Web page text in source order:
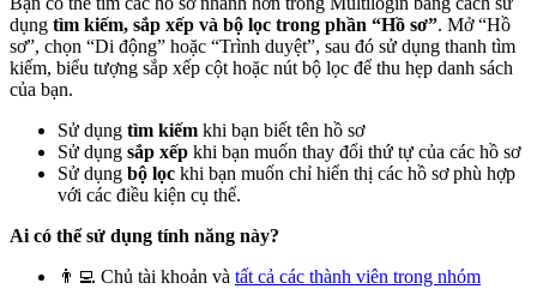
dụng tìm kiếm, sắp xếp và bộ lọc trong phần “Hồ sơ”. Mở “Hồ
sơ”, chọn “Di động” hoặc “Trình duyệt”, sau đó sử dụng thanh tìm
kiếm, biểu tượng sắp xếp cột hoặc nút bộ lọc để thu hẹp danh sách
của bạn.
Sử dụng tìm kiếm khi bạn biết tên hồ sơ
Sử dụng sắp xếp khi bạn muốn thay đổi thứ tự của các hồ sơ
Sử dụng bộ lọc khi bạn muốn chỉ hiển thị các hồ sơ phù hợp
với các điều kiện cụ thể.
Ai có thể sử dụng tính năng này?
👨‍💻 Chủ tài khoản và tất cả các thành viên trong nhóm